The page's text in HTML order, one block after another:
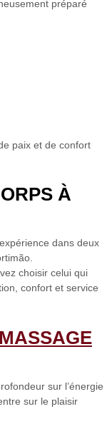
préparé
paix et de confort
À
dans deux
choisir celui qui
confort et service
MASSAGE
sur l’énergie
sur le plaisir